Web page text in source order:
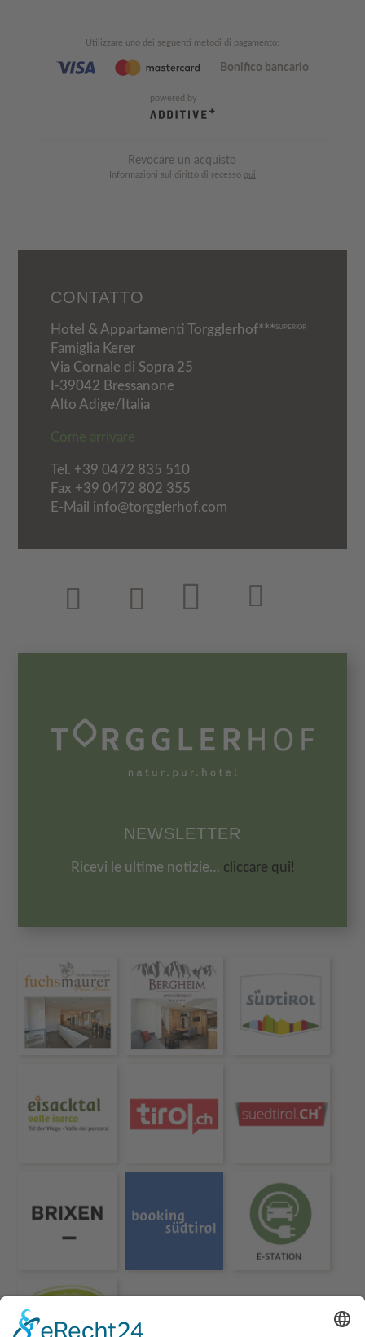
Utilizzare uno dei seguenti metodi di pagamento:
Bonifico bancario
powered by
Revocare un acquisto
Informazioni sul diritto di recesso qui
CONTATTO
Hotel & Appartamenti Torgglerhof***SUPERIOR
Famiglia Kerer
Via Cornale di Sopra 25
I-39042 Bressanone
Alto Adige/Italia
Come arrivare
Tel. +39 0472 835 510
Fax +39 0472 802 355
E-Mail info@torgglerhof.com
NEWSLETTER
Ricevi le ultime notizie… cliccare qui!